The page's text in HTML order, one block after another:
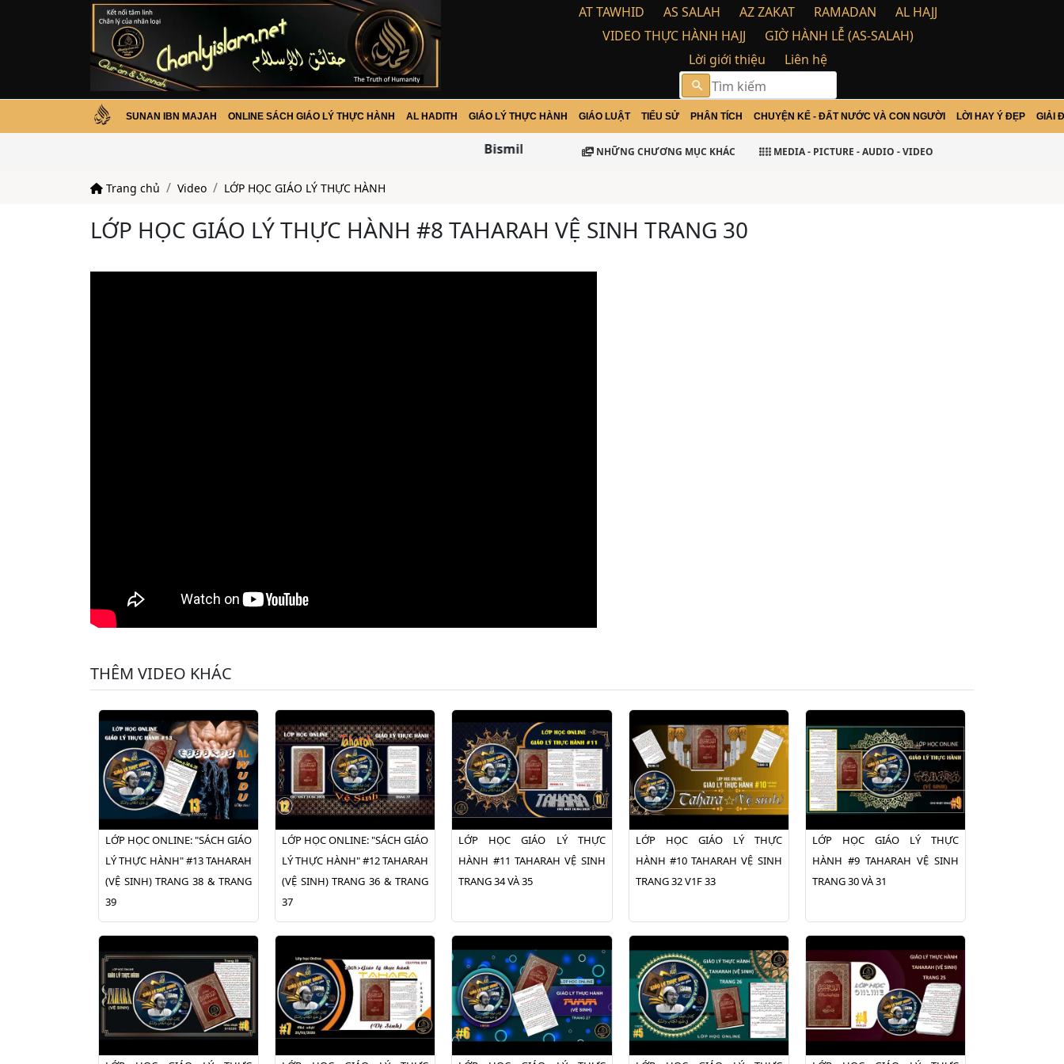
AT TAWHID AS SALAH AZ ZAKAT RAMADAN
AL HAJJ
VIDEO THỰC HÀNH HAJJ
GIỜ HÀNH LỄ (AS-SALAH)
Lời giới thiệu
Liên hệ
search
SUNAN IBN MAJAH ONLINE SÁCH GIÁO LÝ THỰC HÀNH AL HADITH GIÁO LÝ THỰC HÀNH GIÁO LUẬT TIỂU SỬ PHÂN TÍCH CHUYỆN KỂ - ĐẤT NƯỚC VÀ CON NGƯỜI LỜI HAY Ý ĐẸP GIẢI
Bismillah-ir Rohman-ir Rohim / Assalamu Alaikum Warohma tulloh wabarakatu
NHỮNG CHƯƠNG MỤC KHÁC MEDIA - PICTURE - AUDIO - VIDEO
Trang chủ Video LỚP HỌC GIÁO LÝ THỰC HÀNH
LỚP HỌC GIÁO LÝ THỰC HÀNH #8 TAHARAH VỆ SINH TRANG 30
THÊM VIDEO KHÁC
LỚP HỌC ONLINE: "SÁCH GIÁO
LÝ THỰC HÀNH" #13 TAHARAH
(VỆ SINH) TRANG 38 & TRANG
39
LỚP HỌC ONLINE: "SÁCH GIÁO
LÝ THỰC HÀNH" #12 TAHARAH
(VỆ SINH) TRANG 36 & TRANG
37
LỚP HỌC GIÁO LÝ THỰC
HÀNH #11 TAHARAH VỆ SINH
TRANG 34 VÀ 35
LỚP HỌC GIÁO LÝ THỰC
HÀNH #10 TAHARAH VỆ SINH
TRANG 32 V1F 33
LỚP HỌC GIÁO LÝ THỰC
HÀNH #9 TAHARAH VỆ SINH
TRANG 30 VÀ 31